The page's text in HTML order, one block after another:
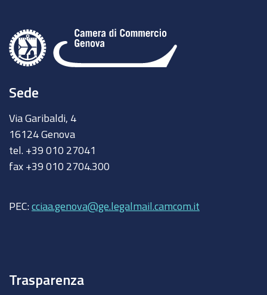
Sede
Via Garibaldi, 4
16124 Genova
tel. +39 010 27041
fax +39 010 2704.300
PEC: cciaa.genova@ge.legalmail.camcom.it
Trasparenza